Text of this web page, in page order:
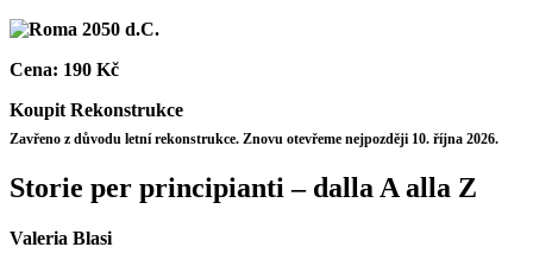
Cena: 190 Kč
Koupit Rekonstrukce
Zavřeno z důvodu letní rekonstrukce. Znovu otevřeme nejpozději 10. října 2026.
Storie per principianti – dalla A alla Z
Valeria Blasi